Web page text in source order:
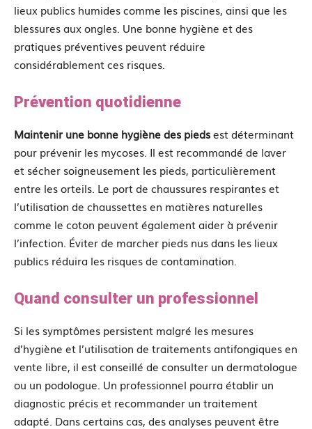
lieux publics humides comme les piscines, ainsi que les
blessures aux ongles. Une bonne hygiène et des
pratiques préventives peuvent réduire
considérablement ces risques.
Prévention quotidienne
Maintenir une bonne hygiène des piedsest déterminant
pour prévenir les mycoses. Il est recommandé de laver
et sécher soigneusement les pieds, particulièrement
entre les orteils. Le port de chaussures respirantes et
l’utilisation de chaussettes en matières naturelles
comme le coton peuvent également aider à prévenir
l’infection. Éviter de marcher pieds nus dans les lieux
publics réduira les risques de contamination.
Quand consulter un professionnel
Si les symptômes persistent malgré les mesures
d’hygiène et l’utilisation de traitements antifongiques en
vente libre, il est conseillé de consulter un dermatologue
ou un podologue. Un professionnel pourra établir un
diagnostic précis et recommander un traitement
adapté. Dans certains cas, des analyses peuvent être